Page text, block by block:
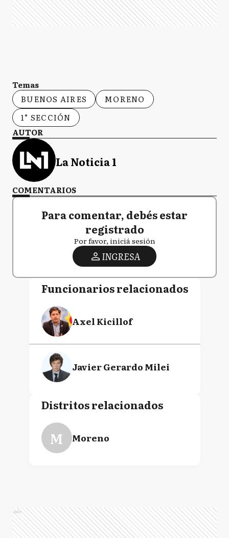
Temas
BUENOS AIRES
MORENO
1° SECCIÓN
AUTOR
La Noticia 1
COMENTARIOS
Para comentar, debés estar
registrado
Por favor, iniciá sesión
INGRESA
Funcionarios relacionados
Axel Kicillof
Javier Gerardo Milei
Distritos relacionados
M Moreno
Ads